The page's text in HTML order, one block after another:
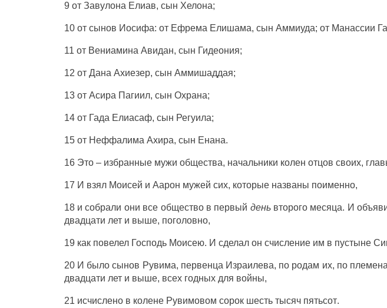
9 от Завулона Елиав, сын Хелона;
10 от сынов Иосифа: от Ефрема Елишама, сын Аммиуда; от Манассии
11 от Вениамина Авидан, сын Гидеония;
12 от Дана Ахиезер, сын Аммишаддая;
13 от Асира Пагиил, сын Охрана;
14 от Гада Елиасаф, сын Регуила;
15 от Неффалима Ахира, сын Енана.
16 Это– избранныемужи общества, начальники колен отцов своих,
17 И взял Моисей и Аарон мужей сих, которые названы поименно,
18 исобрали они все обществов первый день второго месяца. И
двадцати лети выше, поголовно,
19 как повелел Господь Моисею. И сделалон счислениеим в пустыне
20 И былосынов Рувима, первенца Израилева, по родам их, по
двадцати лети выше, всех годныхдля войны,
21 исчисленов колене Рувимовом сорок шесть тысяч пятьсот.